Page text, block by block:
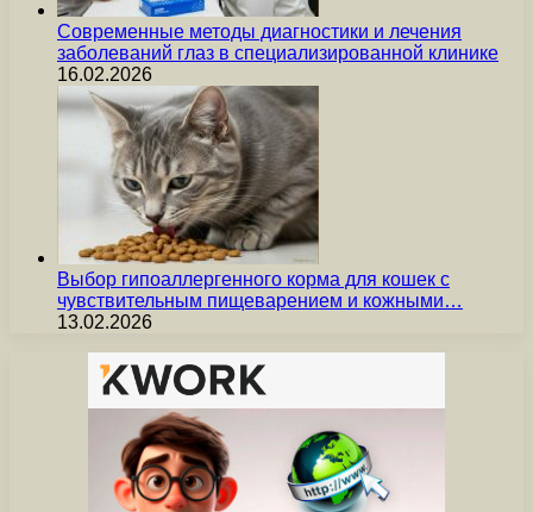
Современные методы диагностики и лечения
заболеваний глаз в специализированной клинике
16.02.2026
Выбор гипоаллергенного корма для кошек с
чувствительным пищеварением и кожными…
13.02.2026